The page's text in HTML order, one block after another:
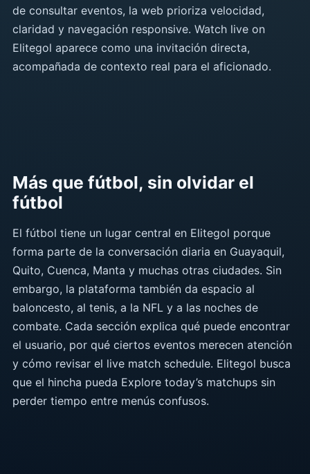
de consultar eventos, la web prioriza velocidad,
claridad y navegación responsive. Watch live on
Elitegol aparece como una invitación directa,
acompañada de contexto real para el aficionado.
Más que fútbol, sin olvidar el
fútbol
El fútbol tiene un lugar central en Elitegol porque
forma parte de la conversación diaria en Guayaquil,
Quito, Cuenca, Manta y muchas otras ciudades. Sin
embargo, la plataforma también da espacio al
baloncesto, al tenis, a la NFL y a las noches de
combate. Cada sección explica qué puede encontrar
el usuario, por qué ciertos eventos merecen atención
y cómo revisar el live match schedule. Elitegol busca
que el hincha pueda Explore today’s matchups sin
perder tiempo entre menús confusos.